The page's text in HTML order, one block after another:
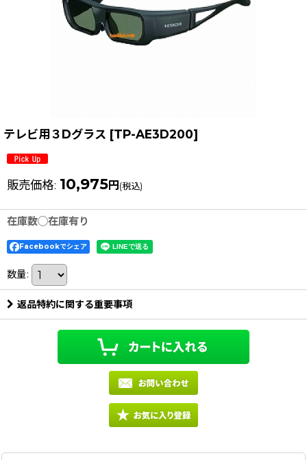
テレビ用３Dグラス [TP-AE3D200]
販売価格: 10,975円 (税込)
在庫数◯在庫有り
Facebookでシェア
数量:
返品特約に関する重要事項